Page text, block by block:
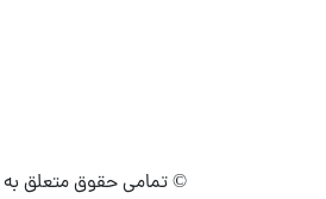
© تمامی حقوق متعلق به